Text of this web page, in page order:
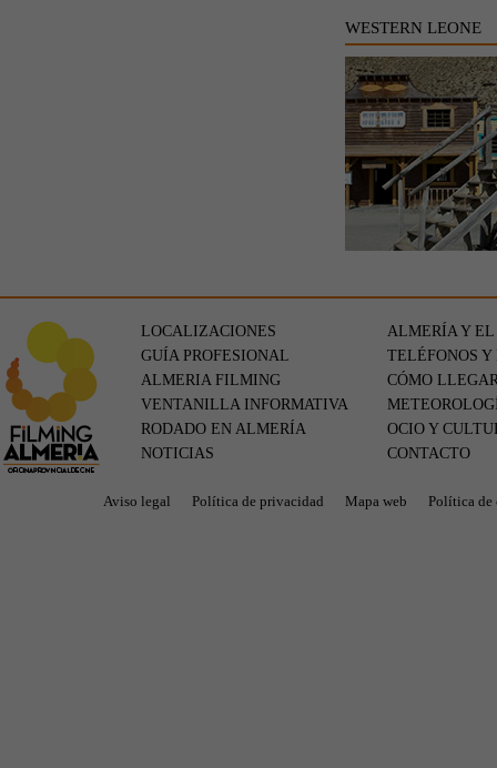
WESTERN LEONE
LOCALIZACIONES
GUÍA PROFESIONAL
ALMERIA FILMING
VENTANILLA INFORMATIVA
RODADO EN ALMERÍA
NOTICIAS
ALMERÍA Y EL
TELÉFONOS Y
CÓMO
OCIO Y
CONTACTO
Aviso legal Política de privacidad Mapa web Política de